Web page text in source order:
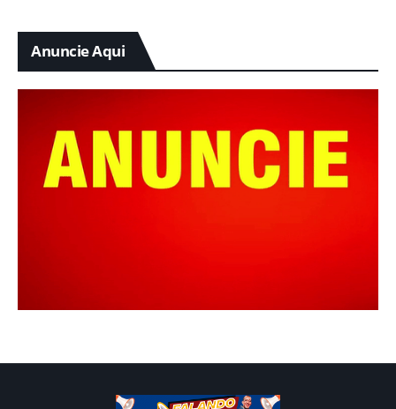
Anuncie Aqui